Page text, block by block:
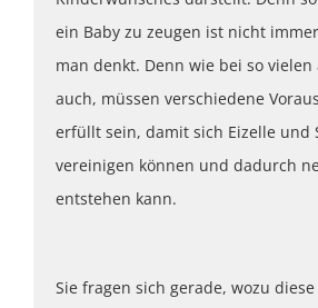
ein Baby zu zeugen ist nicht
man denkt. Denn wie bei so
auch, müssen verschiedene
erfüllt sein, damit sich Eizelle und
vereinigen können und dadurch
entstehen kann.
Sie fragen sich gerade, wozu